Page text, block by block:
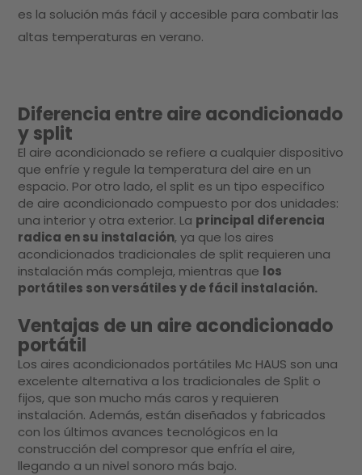
es la solución más fácil y accesible para combatir las
altas temperaturas en verano.
Diferencia entre aire acondicionado
y split
El aire acondicionado se refiere a cualquier dispositivo
que enfríe y regule la temperatura del aire en un
espacio. Por otro lado, el split es un tipo específico
de aire acondicionado compuesto por dos unidades:
una interior y otra exterior. La principal diferencia
radica en su instalación, ya que los aires
acondicionados tradicionales de split requieren una
instalación más compleja, mientras que los
portátiles son versátiles y de fácil instalación.
Ventajas de un aire acondicionado
portátil
Los aires acondicionados portátiles Mc HAUS son una
excelente alternativa a los tradicionales de Split o
fijos, que son mucho más caros y requieren
instalación. Además, están diseñados y fabricados
con los últimos avances tecnológicos en la
construcción del compresor que enfría el aire,
llegando a un nivel sonoro más bajo.